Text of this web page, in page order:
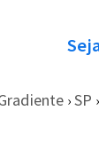
› SP ›